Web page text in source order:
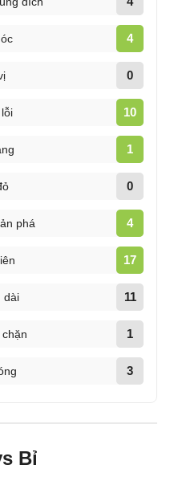
4
0
10
1
0
phá 4
17
dài 11
1
3
Bỉ